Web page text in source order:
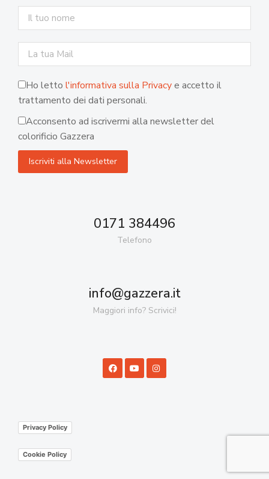
Ho letto l'informativa sulla Privacye accetto il
trattamento dei dati personali.
Acconsento ad iscrivermi alla newsletter del
colorificio Gazzera
0171 384496
Telefono
info@gazzera.it
Maggiori info? Scrivici!
Privacy Policy
Cookie Policy